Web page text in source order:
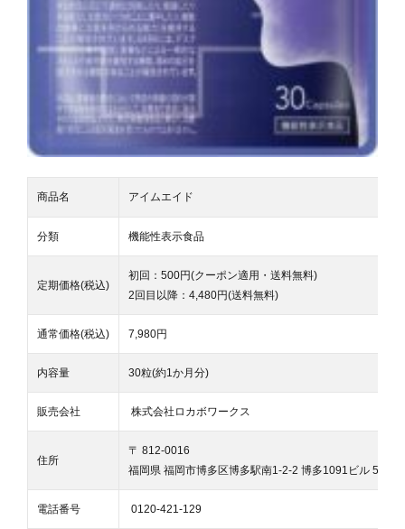
商品名 アイムエイド
分類 機能性表示食品
定期価格(税込)
初回：500円(クーポン適用・送料無料)
2回目以降：4,480円(送料無料)
通常価格(税込) 7,980円
内容量 30粒(約1か月分)
販売会社 株式会社ロカボワークス
住所
〒 812-0016
福岡県 福岡市博多区博多駅南1-2-2 博多1091ビル 5F
電話番号 0120-421-129